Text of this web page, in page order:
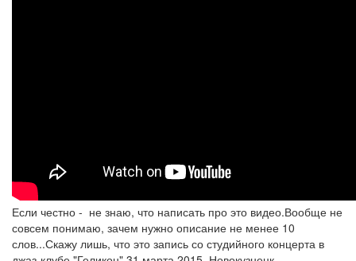
Если честно - не знаю, что написать про это видео.Вообще не
совсем понимаю, зачем нужно описание не менее 10
слов...Скажу лишь, что это запись со студийного концерта в